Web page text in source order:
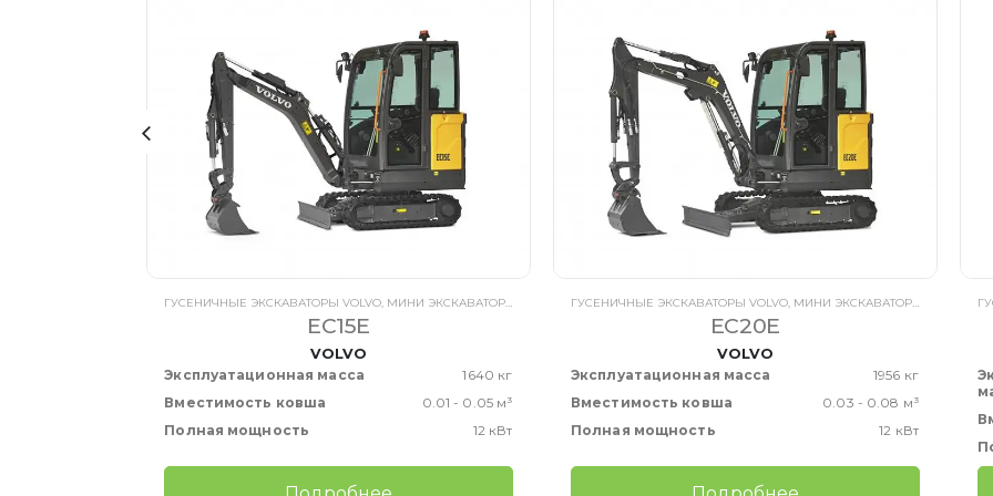
ГУСЕНИЧНЫЕ ЭКСКАВАТОРЫ VOLVO, МИНИ ЭКСКАВАТОРЫ VOLVO ЭКСКАВАТОРЫ VOLVO
EC15E
VOLVO
Эксплуатационная масса
1640 кг
Вместимость ковша
0.01 - 0.05 м³
Полная мощность
12 кВт
ГУСЕНИЧНЫЕ ЭКСКАВАТОРЫ VOLVO, МИНИ ЭКСКАВАТОРЫ VOLVO
EC20E
VOLVO
Эксплуатационная масса
1956 кг
Вместимость ковша
0.03 - 0.08 м³
Полная мощность
12 кВт